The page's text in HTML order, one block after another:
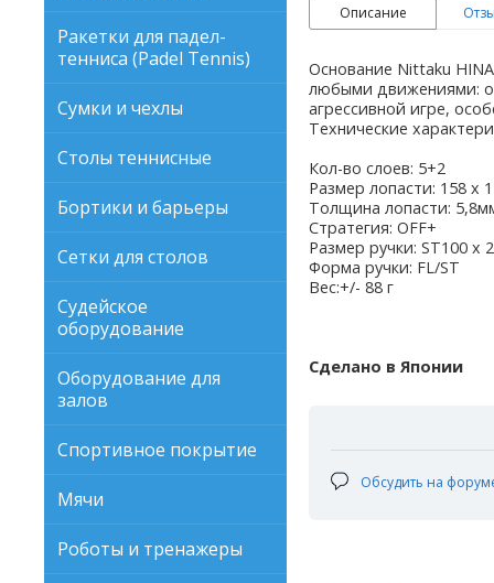
Ракетки для падел-
тенниса (Padel Tennis)
Сумки и чехлы
Столы теннисные
Бортики и барьеры
Сетки для столов
Судейское
оборудование
Оборудование для
залов
Спортивное покрытие
Мячи
Роботы и тренажеры
Описание
Основание Nittaku
любыми движениями:
агрессивной игре,
Технические
Кол-во слоев: 5+2
Размер лопасти: 158 х
Толщина лопасти:
Стратегия: OFF+
Размер ручки: ST100 x
Форма ручки: FL/ST
Вес:+/- 88 г
Сделано в Японии
Обсудить на